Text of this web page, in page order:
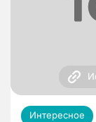
Интересное